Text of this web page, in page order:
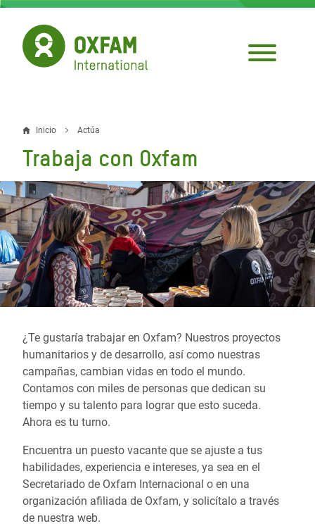
Pasar
contenido
principal
Sobrescribir
enlaces
de
ayuda
a
la
navegación
Inicio Actúa
Trabaja con Oxfam
¿Te gustaría trabajar en Oxfam? Nuestros proyectos
humanitarios y de desarrollo, así como nuestras
campañas, cambian vidas en todo el mundo.
Contamos con miles de personas que dedican su
tiempo y su talento para lograr que esto suceda.
Ahora es tu turno.
Encuentra un puesto vacante que se ajuste a tus
habilidades, experiencia e intereses, ya sea en el
Secretariado de Oxfam Internacional o en una
organización afiliada de Oxfam, y solicítalo a través
de nuestra web.